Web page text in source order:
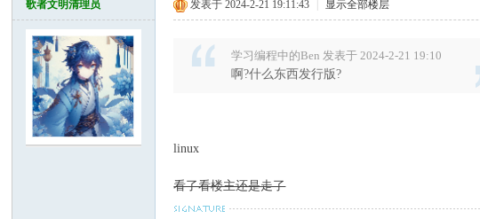
歌者文明清理员 发表于 2024-2-21 19:11:43 显示全部楼层
学习编程中的Ben 发表于 2024-2-21 19:10
啊?什么东西发行版?
linux
看了看楼主还是走了